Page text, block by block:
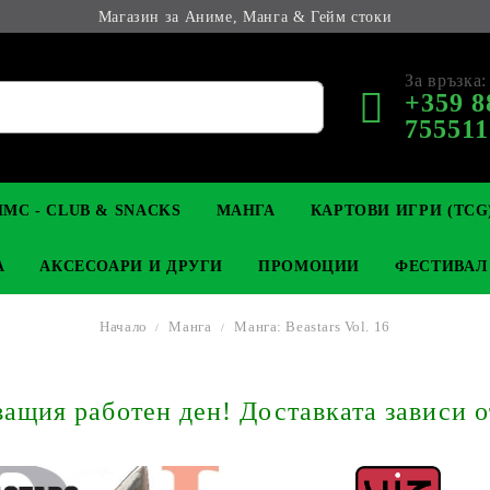
Магазин за Аниме, Манга & Гейм стоки
За връзка:
+359
КОЛЕКЦИОНЕРСКИ
YU-GI-OH! TCG
- CLUB & SNACKS МАНГА
LIGHT NOVEL
КАРТОВИ ИГРИ
MAGIC: THE GATHERING
АНИМЕ ФИГУРКИ
АКСЕСОАРИ И ДРУГИ
КЛЮЧОДЪРЖАТЕЛИ
ПРОМОЦИИ
Начало Манга Манга: Beastars Vol. 16
работен ден! Доставката зависи